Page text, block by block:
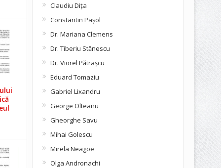
Claudiu Diţa
Constantin Pașol
Dr. Mariana Clemens
Dr. Tiberiu Stănescu
Dr. Viorel Pătraşcu
Eduard Tomaziu
Gabriel Lixandru
George Olteanu
Gheorghe Savu
Mihai Golescu
Mirela Neagoe
Olga Andronachi